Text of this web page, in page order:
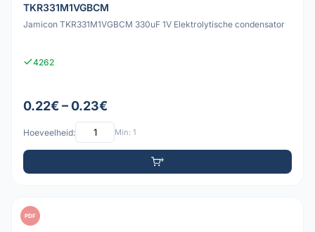
TKR331M1VGBCM
Jamicon TKR331M1VGBCM 330uF 1V Elektrolytische condensator
4262
0.22€ – 0.23€
Hoeveelheid: Min: 1
PDF